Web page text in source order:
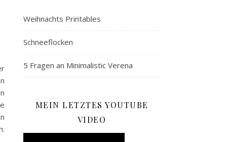
Weihnachts Printables
Schneeflocken
5 Fragen an Minimalistic Verena
MEIN LETZTES YOUTUBE
VIDEO